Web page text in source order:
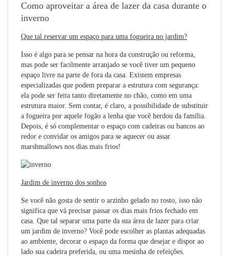
Como aproveitar a área de lazer da casa durante o
inverno
Que tal reservar um espaço para uma fogueira no jardim?
Isso é algo para se pensar na hora da construção ou reforma,
mas pode ser facilmente arranjado se você tiver um pequeno
espaço livre na parte de fora da casa. Existem empresas
especializadas que podem preparar a estrutura com segurança:
ela pode ser feita tanto diretamente no chão, como em uma
estrutura maior. Sem contar, é claro, a possibilidade de substituir
a fogueira por aquele fogão a lenha que você herdou da família.
Depois, é só complementar o espaço com cadeiras ou bancos ao
redor e convidar os amigos para se aquecer ou assar
marshmallows nos dias mais frios!
Jardim de inverno dos sonhos
Se você não gosta de sentir o arzinho gelado no rosto, isso não
significa que vá precisar passar os dias mais frios fechado em
casa. Que tal separar uma parte da sua área de lazer para criar
um jardim de inverno? Você pode escolher as plantas adequadas
ao ambiente, decorar o espaço da forma que desejar e dispor ao
lado sua cadeira preferida, ou uma mesinha de refeições.